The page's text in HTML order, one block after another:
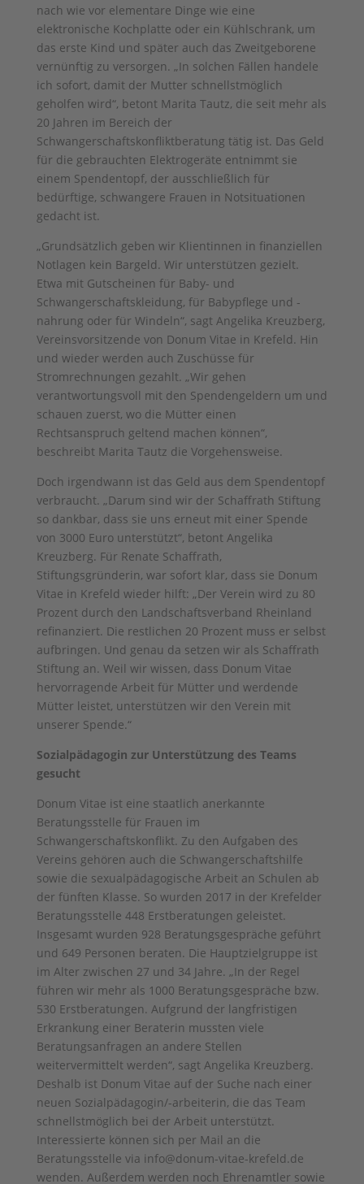
nach wie vor elementare Dinge wie eine
elektronische Kochplatte oder ein Kühlschrank, um
das erste Kind und später auch das Zweitgeborene
vernünftig zu versorgen. „In solchen Fällen handele
ich sofort, damit der Mutter schnellstmöglich
geholfen wird“, betont Marita Tautz, die seit mehr als
20 Jahren im Bereich der
Schwangerschaftskonfliktberatung tätig ist. Das Geld
für die gebrauchten Elektrogeräte entnimmt sie
einem Spendentopf, der ausschließlich für
bedürftige, schwangere Frauen in Notsituationen
gedacht ist.
„Grundsätzlich geben wir Klientinnen in finanziellen
Notlagen kein Bargeld. Wir unterstützen gezielt.
Etwa mit Gutscheinen für Baby- und
Schwangerschaftskleidung, für Babypflege und -
nahrung oder für Windeln“, sagt Angelika Kreuzberg,
Vereinsvorsitzende von Donum Vitae in Krefeld. Hin
und wieder werden auch Zuschüsse für
Stromrechnungen gezahlt. „Wir gehen
verantwortungsvoll mit den Spendengeldern um und
schauen zuerst, wo die Mütter einen
Rechtsanspruch geltend machen können“,
beschreibt Marita Tautz die Vorgehensweise.
Doch irgendwann ist das Geld aus dem Spendentopf
verbraucht. „Darum sind wir der Schaffrath Stiftung
so dankbar, dass sie uns erneut mit einer Spende
von 3000 Euro unterstützt“, betont Angelika
Kreuzberg. Für Renate Schaffrath,
Stiftungsgründerin, war sofort klar, dass sie Donum
Vitae in Krefeld wieder hilft: „Der Verein wird zu 80
Prozent durch den Landschaftsverband Rheinland
refinanziert. Die restlichen 20 Prozent muss er selbst
aufbringen. Und genau da setzen wir als Schaffrath
Stiftung an. Weil wir wissen, dass Donum Vitae
hervorragende Arbeit für Mütter und werdende
Mütter leistet, unterstützen wir den Verein mit
unserer Spende.“
Sozialpädagogin zur Unterstützung des Teams
gesucht
Donum Vitae ist eine staatlich anerkannte
Beratungsstelle für Frauen im
Schwangerschaftskonflikt. Zu den Aufgaben des
Vereins gehören auch die Schwangerschaftshilfe
sowie die sexualpädagogische Arbeit an Schulen ab
der fünften Klasse. So wurden 2017 in der Krefelder
Beratungsstelle 448 Erstberatungen geleistet.
Insgesamt wurden 928 Beratungsgespräche geführt
und 649 Personen beraten. Die Hauptzielgruppe ist
im Alter zwischen 27 und 34 Jahre. „In der Regel
führen wir mehr als 1000 Beratungsgespräche bzw.
530 Erstberatungen. Aufgrund der langfristigen
Erkrankung einer Beraterin mussten viele
Beratungsanfragen an andere Stellen
weitervermittelt werden“, sagt Angelika Kreuzberg.
Deshalb ist Donum Vitae auf der Suche nach einer
neuen Sozialpädagogin/-arbeiterin, die das Team
schnellstmöglich bei der Arbeit unterstützt.
Interessierte können sich per Mail an die
Beratungsstelle via info@donum-vitae-krefeld.de
wenden. Außerdem werden noch Ehrenamtler sowie